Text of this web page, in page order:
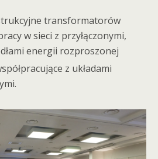
transformatorów
w sieci z przyłączonymi,
energii rozproszonej
z układami